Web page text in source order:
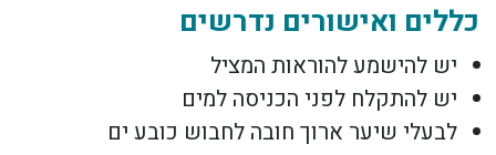
כללים ואישורים נדרשים
יש להישמע להוראות המציל
יש להתקלח לפני הכניסה למים
לבעלי שיער ארוך חובה לחבוש כובע ים